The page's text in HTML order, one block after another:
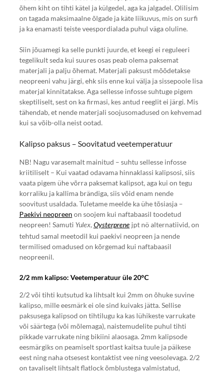
õhem kiht on tihti kätel ja külgedel, aga ka jalgadel. Olilisim
on tagada maksimaalne õlgade ja käte liikuvus, mis on surfi
ja ka enamasti teiste veespordialada puhul väga oluline.
Siin jõuamegi ka selle punkti juurde, et keegi ei reguleeri
tegelikult seda kui suures osas peab olema paksemat
materjali ja palju õhemat. Materjali paksust mõõdetakse
neopreeni vahu järgi, ehk siis enne kui välja ja sissepoole lisa
materjal kinnitatakse. Aga sellesse infosse suhtuge pigem
skeptiliselt, sest on ka firmasi, kes antud reeglit ei järgi. Mis
tähendab, et nende materjali soojusomadused on kehvemad
kui sa võib-olla neist ootad.
Kalipso paksus – Soovitatud veetemperatuur
NB! Nagu varasemalt mainitud – suhtu sellesse infosse
kriitiliselt – Kui vaatad odavama hinnaklassi kalipsosi, siis
vaata pigem ühe võrra paksemat kalipsot, aga kui on tegu
korraliku ja kallima brändiga, siis võid enam nende
soovitust usaldada. Tuletame meelde ka ühe tõsiasja –
Paekivi neopreen on soojem kui naftabaasil toodetud
neopreen! Samuti Yulex, Oysterprenejpt nö alternatiivid, on
tehtud samal meetodil kui paekivi neopreen ja nende
termilised omadused on kõrgemad kui naftabaasil
neopreenil.
2/2 mm kalipso: Veetemperatuur üle 20°C
2/2 või tihti kutsutud ka lihtsalt kui 2mm on õhuke suvine
kalipso, mille eesmärk ei ole sind kuivaks jätta. Sellise
paksusega kalipsod on tihtilugu ka kas lühikeste varrukate
või säärtega (või mõlemaga), naistemudelite puhul tihti
pikkade varrukate ning bikiini alaosaga. 2mm kalipsode
eesmärgiks on peamiselt sportlast kaitsa tuule ja päikese
eest ning naha otsesest kontaktist vee ning veesolevaga. 2/2
on tavaliselt lihtsalt flatlock õmblustega valmistatud,